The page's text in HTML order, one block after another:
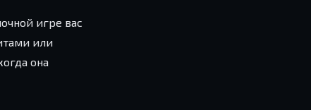
игре вас
или
она